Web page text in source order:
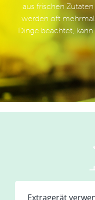
aus frischen
werden oft
Dinge beachtet,
Extragerät